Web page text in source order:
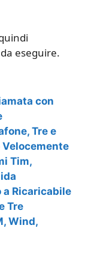
eseguire.
con
Tre e
Tim,
a Ricaricabile
Tre
Wind,